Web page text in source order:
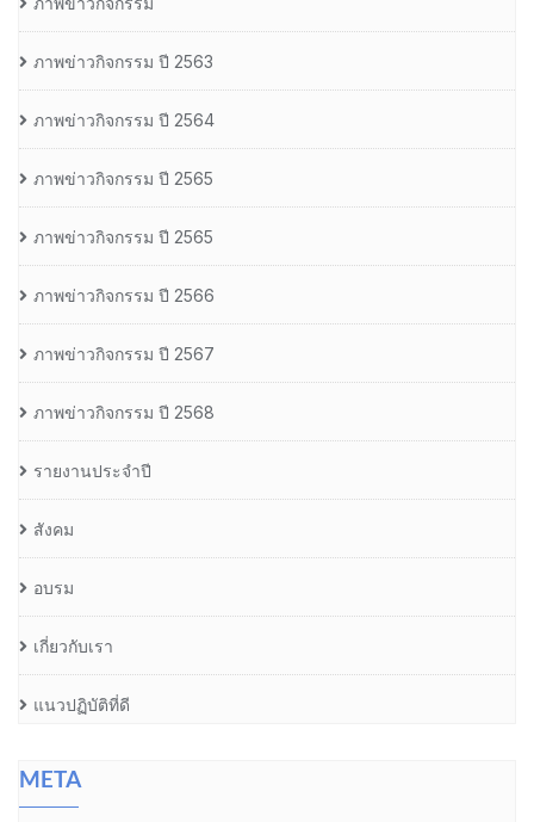
ภาพข่าวกิจกรรม ปี 2563
ภาพข่าวกิจกรรม ปี 2564
ภาพข่าวกิจกรรม ปี 2565
ภาพข่าวกิจกรรม ปี 2565
ภาพข่าวกิจกรรม ปี 2566
ภาพข่าวกิจกรรม ปี 2567
ภาพข่าวกิจกรรม ปี 2568
รายงานประจำปี
สังคม
อบรม
เกี่ยวกับเรา
แนวปฏิบัติที่ดี
META